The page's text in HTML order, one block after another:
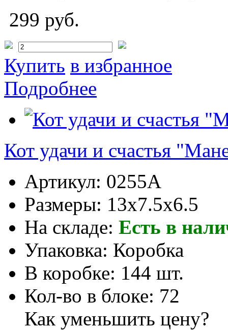
299 руб.
Купить в избранное
Подробнее
Кот удачи и счастья
Артикул: 0255A
Размеры: 13x7.5x6.5
На складе: Есть в
Упаковка: Коробка
В коробке: 144 шт.
Кол-во в блоке: 72
Как уменьшить цену?